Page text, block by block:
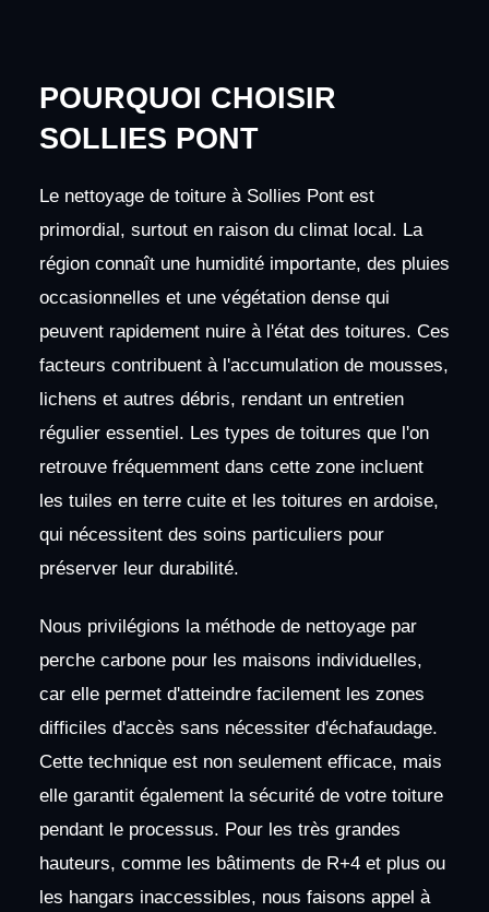
POURQUOI CHOISIR
SOLLIES PONT
Le nettoyage de toiture à Sollies Pont est
primordial, surtout en raison du climat local. La
région connaît une humidité importante, des pluies
occasionnelles et une végétation dense qui
peuvent rapidement nuire à l'état des toitures. Ces
facteurs contribuent à l'accumulation de mousses,
lichens et autres débris, rendant un entretien
régulier essentiel. Les types de toitures que l'on
retrouve fréquemment dans cette zone incluent
les tuiles en terre cuite et les toitures en ardoise,
qui nécessitent des soins particuliers pour
préserver leur durabilité.
Nous privilégions la méthode de nettoyage par
perche carbone pour les maisons individuelles,
car elle permet d'atteindre facilement les zones
difficiles d'accès sans nécessiter d'échafaudage.
Cette technique est non seulement efficace, mais
elle garantit également la sécurité de votre toiture
pendant le processus. Pour les très grandes
hauteurs, comme les bâtiments de R+4 et plus ou
les hangars inaccessibles, nous faisons appel à